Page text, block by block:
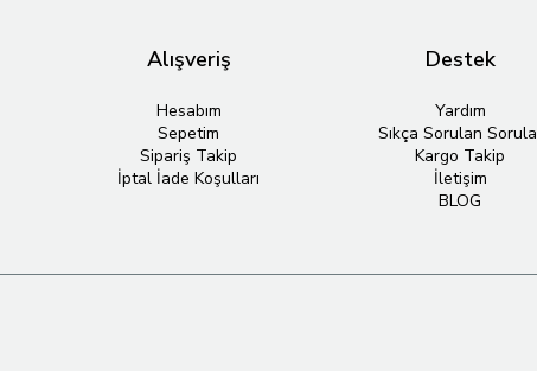
Alışveriş
Hesabım
Sepetim
Sipariş Takip
İptal İade Koşulları
Destek
Yardım
Sıkça Sorulan
Kargo Takip
İletişim
BLOG